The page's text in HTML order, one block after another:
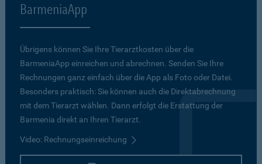
BarmeniaApp
Übrigens können Sie Ihre Tierarztkosten über die
BarmeniaApp einreichen und abrechnen. Senden Sie Ihre
Rechnungen ganz einfach über die App als Foto oder Datei.
Besonders praktisch: Sie können auch die Direktabrechnung
mit dem Tierarzt wählen. Dann erfolgt die Erstattung der
Barmenia direkt an Ihren Tierarzt.
Video: Rechnungseinreichung